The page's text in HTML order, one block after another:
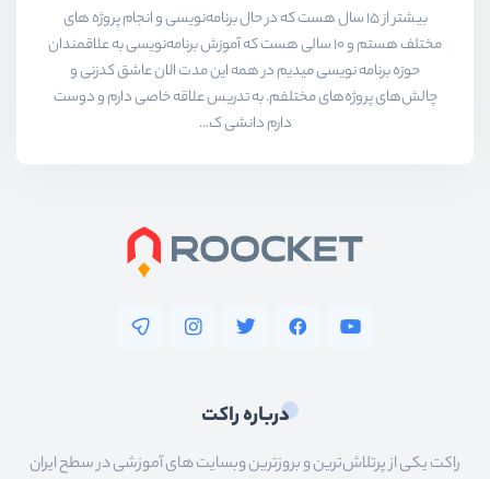
بیشتر از ۱۵ سال هست که در حال برنامه‌نویسی و انجام پروژه های
مختلف هستم و ۱۰ سالی هست که آموزش برنامه‌نویسی به علاقمندان
حوزه برنامه نویسی میدیم در همه این مدت الان عاشق کدزنی و
چالش‌های پروژه‌های مختلفم. به تدریس علاقه خاصی دارم و دوست
دارم دانشی ک...
درباره راکت
راکت یکی از پرتلاش‌ترین و بروزترین وبسایت های آموزشی در سطح ایران